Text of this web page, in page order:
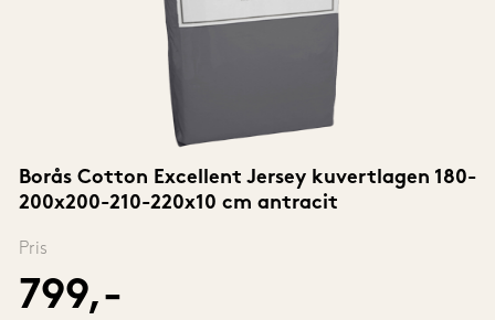
Borås Cotton Excellent Jersey kuvertlagen 180-
200x200-210-220x10 cm antracit
Pris
799,-